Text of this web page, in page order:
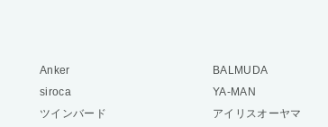
Anker
BALMUDA
siroca
YA-MAN
ツインバード
アイリスオーヤマ